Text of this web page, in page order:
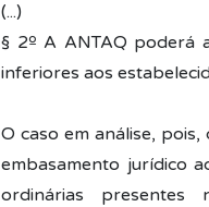
(...)
§ 2º A ANTAQ poderá
inferiores aos
O caso em análise,
embasamento jurídico
ordinárias presentes